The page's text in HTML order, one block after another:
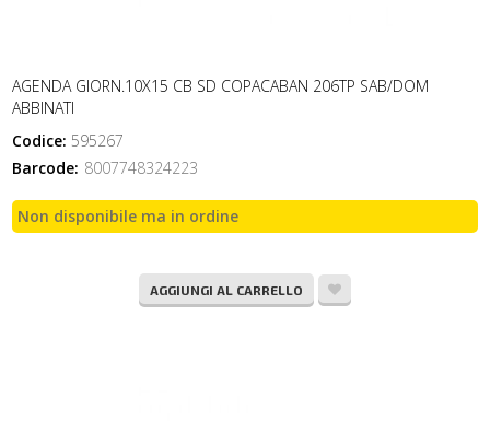
AGENDA GIORN.10X15 CB SD COPACABAN 206TP SAB/DOM
ABBINATI
Codice: 595267
Barcode: 8007748324223
Non disponibile ma in ordine
AGGIUNGI AL CARRELLO